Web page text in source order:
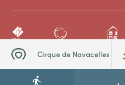
Cirque de Navacelles